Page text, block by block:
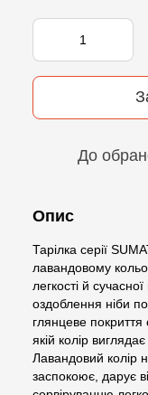
До
Опис
Тарілка серії
лавандовому
легкості й
оздоблення ніби
глянцеве покриття
якій колір
Лавандовий колір
заспокоює, дарує